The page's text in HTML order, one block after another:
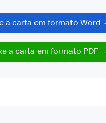
a carta em formato Word
a carta em formato PDF